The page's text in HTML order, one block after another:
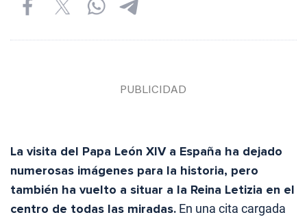
La visita del Papa León XIV a España ha dejado
numerosas imágenes para la historia, pero
también ha vuelto a situar a la Reina Letizia en el
centro de todas las miradas. En una cita cargada